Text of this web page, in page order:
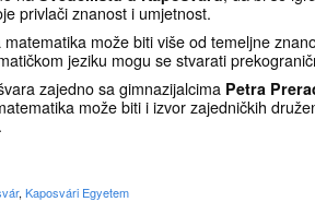
privlači znanost i umjetnost.
može biti više od temeljne
jeziku mogu se stvarati
zajedno sa gimnazijalcima Petra
može biti i izvor zajedničkih
, Kaposvári Egyetem